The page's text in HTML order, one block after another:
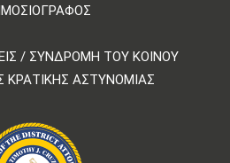
/ ΣΥΝΔΡΟΜΉ ΤΟΥ ΚΟΙΝΟΎ
ΑΣΤΥΝΟΜΊΑΣ